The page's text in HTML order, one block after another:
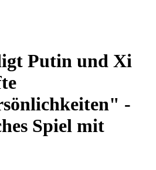
Putin und Xi
-
Spiel mit